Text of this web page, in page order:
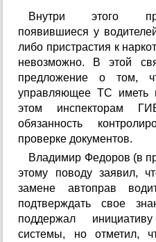
Внутри этого
появившиеся у
либо пристрастия к
невозможно. В этой
предложение о том,
управляющее ТС иметь
этом инспекторам
обязанность
проверке документов.
Владимир Федоров (в
этому поводу заявил,
замене автоправ
подтверждать свое
поддержал
системы, но отметил,